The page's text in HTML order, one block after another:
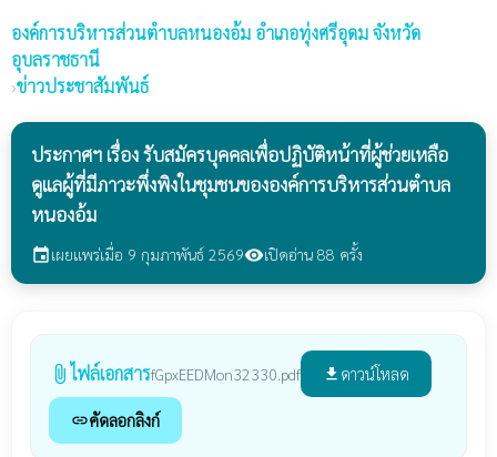
องค์การบริหารส่วนตำบลหนองอ้ม อำเภอทุ่งศรีอุดม จังหวัด
อุบลราชธานี
›ข่าวประชาสัมพันธ์
ประกาศฯ เรื่อง รับสมัครบุคคลเพื่อปฏิบัติหน้าที่ผู้ช่วยเหลือ
ดูแลผู้ที่มีภาวะพึ่งพิงในชุมชนขององค์การบริหารส่วนตำบล
หนองอ้ม
eventเผยแพร่เมื่อ 9 กุมภาพันธ์ 2569visibilityเปิดอ่าน 88 ครั้ง
attach_file ไฟล์เอกสารfGpxEEDMon32330.pdf file_download ดาวน์โหลด
linkคัดลอกลิงก์